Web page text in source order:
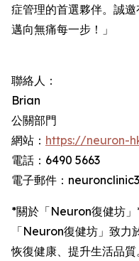
症管理的首選夥伴。誠
邁向無痛每一步！」
聯絡人：
Brian
公關部門
網站： https://neuron-
電話：6490 5663
電子郵件：
*關於「Neuron復健坊
「Neuron復健坊」致力
恢復健康、提升生活品